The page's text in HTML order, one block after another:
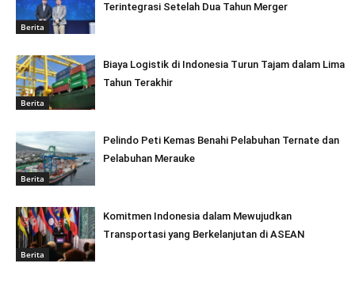
Berita
Terintegrasi Setelah Dua Tahun Merger
Berita
Biaya Logistik di Indonesia Turun Tajam dalam Lima
Tahun Terakhir
Berita
Pelindo Peti Kemas Benahi Pelabuhan Ternate dan
Pelabuhan Merauke
Berita
Komitmen Indonesia dalam Mewujudkan
Transportasi yang Berkelanjutan di ASEAN